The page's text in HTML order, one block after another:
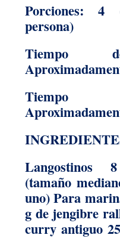
Porciones: 4
persona)
Tiempo
Tiempo
Langostinos
(tamaño
uno) Para
g de jengibre
curry antiguo